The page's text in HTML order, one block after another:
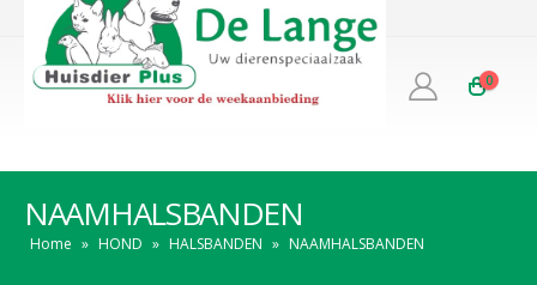
0
NAAMHALSBANDEN
Home » HOND » HALSBANDEN » NAAMHALSBANDEN